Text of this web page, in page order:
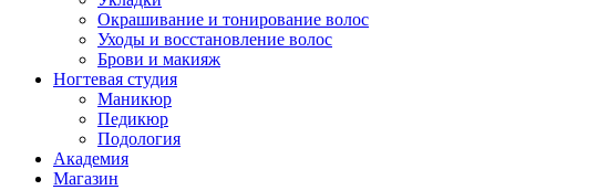
Окрашивание и тонирование волос
Уходы и восстановление волос
Брови и макияж
Ногтевая студия
Маникюр
Педикюр
Подология
Академия
Магазин